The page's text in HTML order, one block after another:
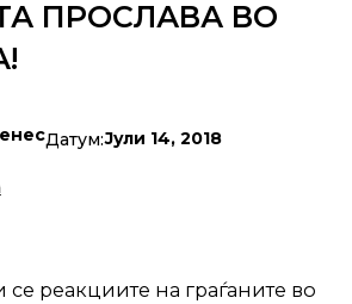
ПРОСЛАВА ВО
Датум:Јули 14, 2018
реакциите на граѓаните во